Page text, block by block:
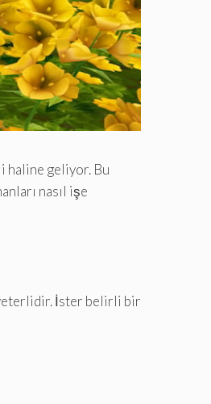
haline geliyor. Bu
nasıl işe
İster belirli bir